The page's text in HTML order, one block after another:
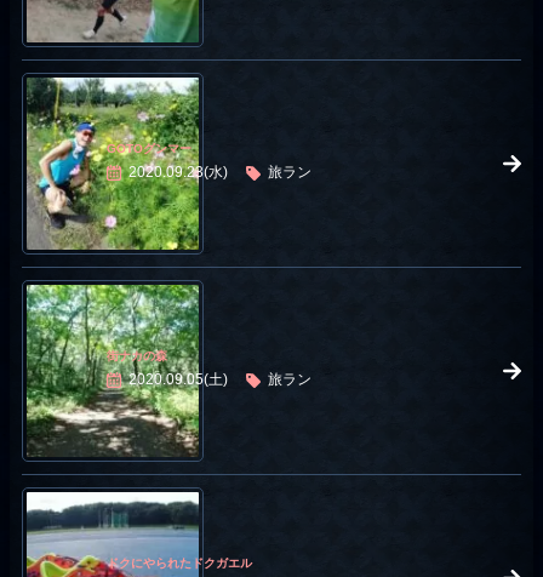
GOTOグンマー
2020.09.23(水) 旅ラン
街ナカの森
2020.09.05(土) 旅ラン
ドクにやられたドクガエル